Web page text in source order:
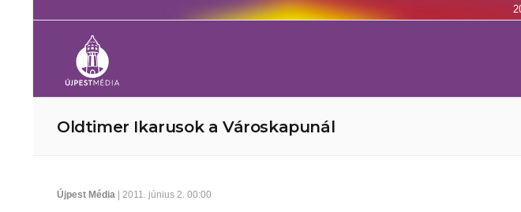
Oldtimer Ikarusok a Városkapunál
Újpest Média | 2011. június 2. 00:00